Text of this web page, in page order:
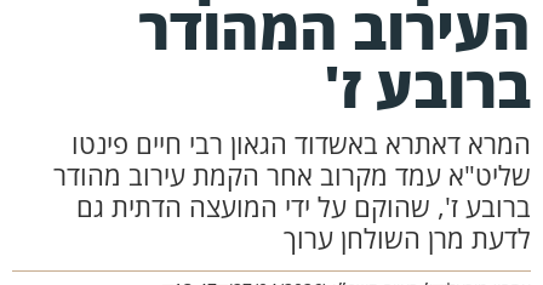
המהודר
ז'
דאתרא באשדוד הגאון רבי חיים פינטו
עמד מקרוב אחר הקמת עירוב מהודר
ז', שהוקם על ידי המועצה הדתית גם
מרן השולחן ערוך